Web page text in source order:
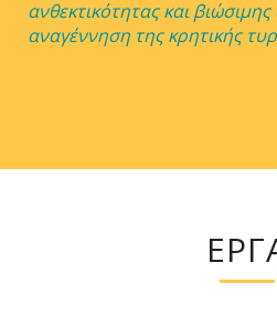
ανθεκτικότητας και
αναγέννηση της κρητικής